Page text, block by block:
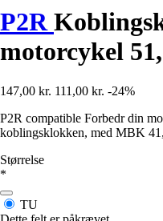
P2R
motorcykel
147,00 kr. 111,00 kr. -24%
P2R compatible Forbedr din
koblingsklokken, med MBK
Størrelse
*
TU